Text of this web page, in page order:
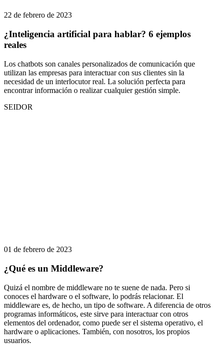
22 de febrero de 2023
¿Inteligencia artificial para hablar? 6 ejemplos
reales
Los chatbots son canales personalizados de comunicación que
utilizan las empresas para interactuar con sus clientes sin la
necesidad de un interlocutor real. La solución perfecta para
encontrar información o realizar cualquier gestión simple.
SEIDOR
01 de febrero de 2023
¿Qué es un Middleware?
Quizá el nombre de middleware no te suene de nada. Pero si
conoces el hardware o el software, lo podrás relacionar. El
middleware es, de hecho, un tipo de software. A diferencia de otros
programas informáticos, este sirve para interactuar con otros
elementos del ordenador, como puede ser el sistema operativo, el
hardware o aplicaciones. También, con nosotros, los propios
usuarios.